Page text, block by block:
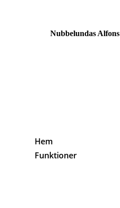
Nubbelundas Alfons
Hem
Funktioner